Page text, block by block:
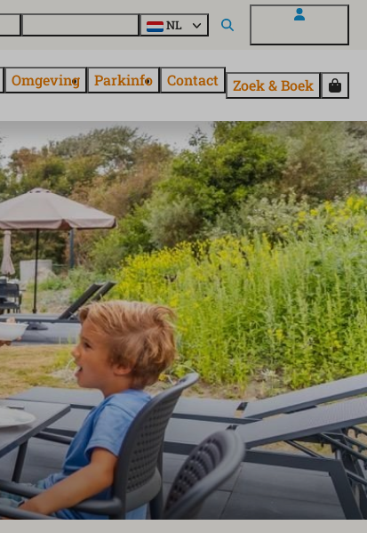
NL
Omgeving Parkinfo Contact Zoek & Boek